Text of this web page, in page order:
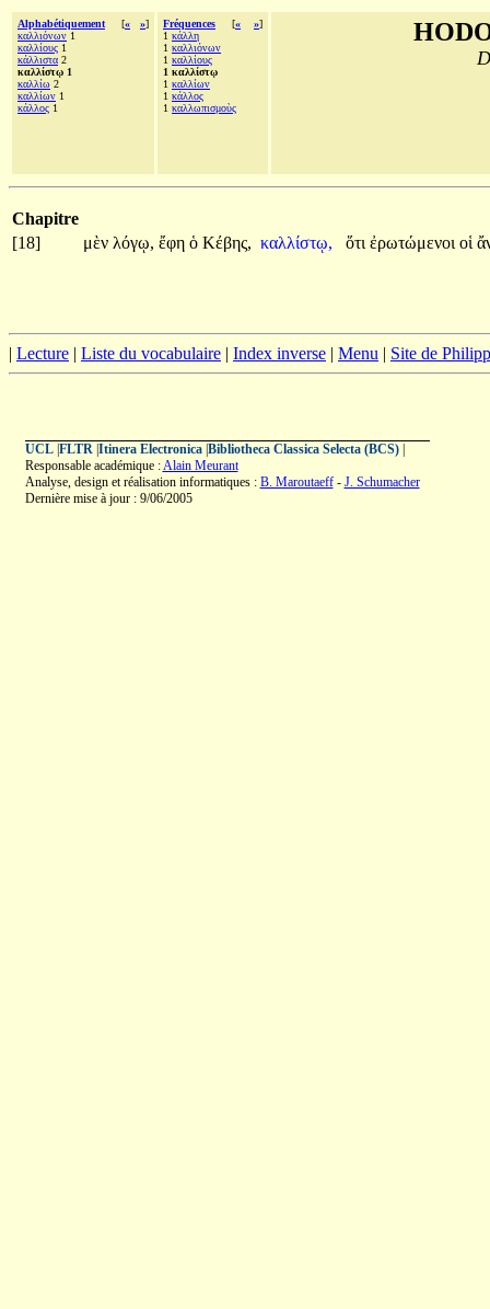
Alphabétiquement [« »]
καλλιόνων 1
καλλίους 1
κάλλιστα 2
καλλίστῳ 1
καλλίω 2
καλλίων 1
κάλλος 1
Fréquences [« »]
1 κάλλη
1 καλλιόνων
1 καλλίους
1 καλλίστῳ
1 καλλίων
1 κάλλος
1 καλλωπισμοὺς
Chapitre
[18]
μὲν λόγῳ, ἔφη ὁ Κέβης, καλλίστῳ, ὅτι ἐρωτώμενοι οἱ
| Lecture | Liste du vocabulaire | Index inverse | Menu | Site de
UCL| FLTR| Itinera Electronica| Bibliotheca Classica Selecta (BCS)|
Responsable académique :Alain Meurant
Analyse, design et réalisation informatiques : B. Maroutaeff- J. Schumacher
Dernière mise à jour : 9/06/2005